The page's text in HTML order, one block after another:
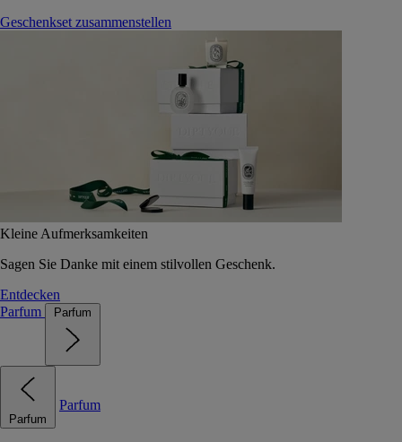
Geschenkset zusammenstellen
Kleine Aufmerksamkeiten
Sagen Sie Danke mit einem stilvollen Geschenk.
Entdecken
Parfum
Parfum
Parfum
Parfum